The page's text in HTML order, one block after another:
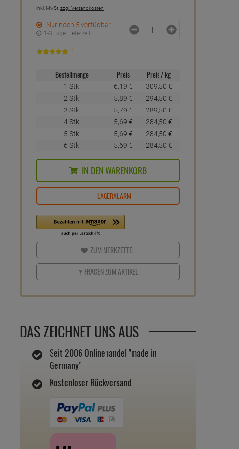
inkl. MwSt. zzgl. Versandkosten
Nur noch 5 verfügbar
1-3 Tage Lieferzeit
1
Bestellmenge Preis Preis / kg
1 Stk. 6, 19 € 309, 50 €
2 Stk.
5, 89 € 294, 50 €
3 Stk.
5, 79 € 289, 50 €
4 Stk.
5, 69 € 284, 50 €
5 Stk.
5, 69 € 284, 50 €
6 Stk.
5, 69 € 284, 50 €
IN DEN WARENKORB
LAGERALARM
ZUM MERKZETTEL
FRAGEN ZUM ARTIKEL
DAS ZEICHNET UNS AUS
Seit 2006 Onlinehandel "made in
Germany"
Kostenloser Rückversand